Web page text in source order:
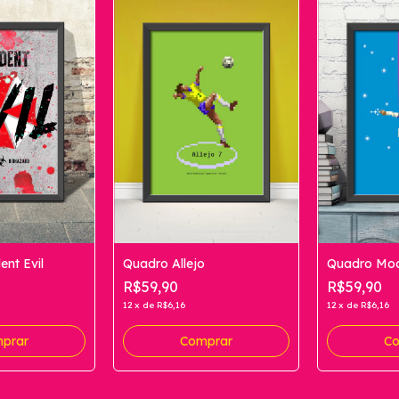
Evil Quadro Allejo
R$59,90
12 x de R$6,16
Comprar
Quadro
R$59,90
12 x de R$6,16